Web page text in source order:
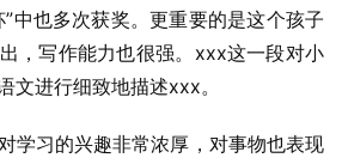
中也多次获奖。更重要的是这个孩子
，写作能力也很强。xxx这一段对小
文进行细致地描述xxx。
学习的兴趣非常浓厚，对事物也表现